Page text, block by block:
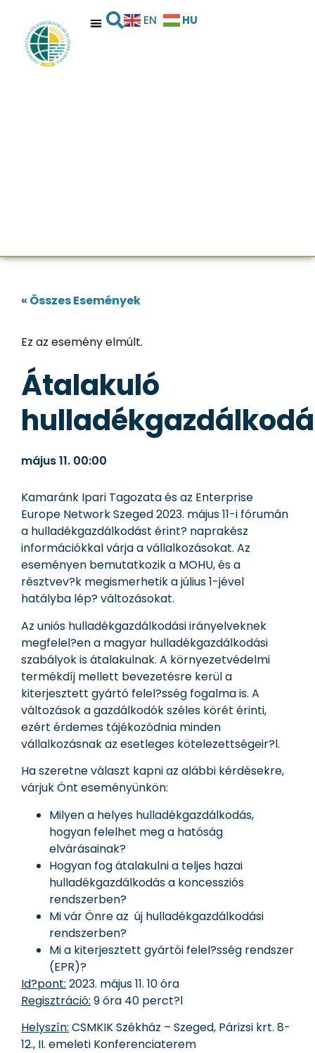
EN HU
« Összes Események
Ez az esemény elmúlt.
Átalakuló
május 11. 00:00
Kamaránk Ipari Tagozata és az Enterprise
Europe Network Szeged 2023. május 11-i fórumán
a hulladékgazdálkodást érint? naprakész
információkkal várja a vállalkozásokat. Az
eseményen bemutatkozik a MOHU, és a
résztvev?k megismerhetik a július 1-jével
hatályba lép? változásokat.
Az uniós hulladékgazdálkodási irányelveknek
megfelel?en a magyar hulladékgazdálkodási
szabályok is átalakulnak. A környezetvédelmi
termékdíj mellett bevezetésre kerül a
kiterjesztett gyártó felel?sség fogalma is. A
változások a gazdálkodók széles körét érinti,
ezért érdemes tájékozódnia minden
vállalkozásnak az esetleges kötelezettségeir?l.
Ha szeretne választ kapni az alábbi kérdésekre,
várjuk Önt eseményünkön:
Milyen a helyes hulladékgazdálkodás,
hogyan felelhet meg a hatóság
elvárásainak?
Hogyan fog átalakulni a teljes hazai
hulladékgazdálkodás a koncessziós
rendszerben?
Mi vár Önre az új hulladékgazdálkodási
rendszerben?
Mi a kiterjesztett gyártói felel?sség rendszer
(EPR)?
Id?pont: 2023. május 11. 10 óra
Regisztráció: 9 óra 40 perct?l
Helyszín: CSMKIK Székház – Szeged, Párizsi krt. 8-
12., II. emeleti Konferenciaterem